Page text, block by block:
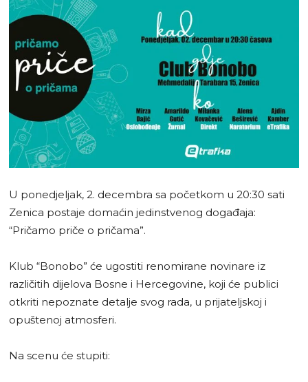
U ponedjeljak, 2. decembra sa početkom u 20:30 sati
Zenica postaje domaćin jedinstvenog događaja:
“Pričamo priče o pričama”.
Klub “Bonobo” će ugostiti renomirane novinare iz
različitih dijelova Bosne i Hercegovine, koji će publici
otkriti nepoznate detalje svog rada, u prijateljskoj i
opuštenoj atmosferi.
Na scenu će stupiti: